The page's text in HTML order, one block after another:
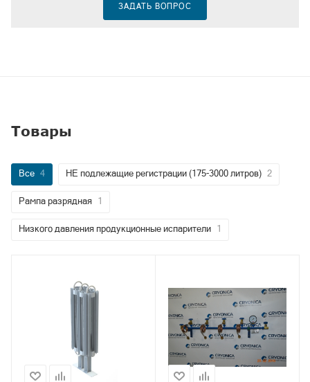
ЗАДАТЬ ВОПРОС
Товары
Все 4 НЕ подлежащие регистрации (175-3000 литров) 2
Рампа разрядная 1
Низкого давления продукционные испарители 1